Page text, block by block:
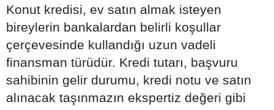
Konut kredisi, ev satın almak isteyen
bireylerin bankalardan belirli koşullar
çerçevesinde kullandığı uzun vadeli
finansman türüdür. Kredi tutarı, başvuru
sahibinin gelir durumu, kredi notu ve satın
alınacak taşınmazın ekspertiz değeri gibi